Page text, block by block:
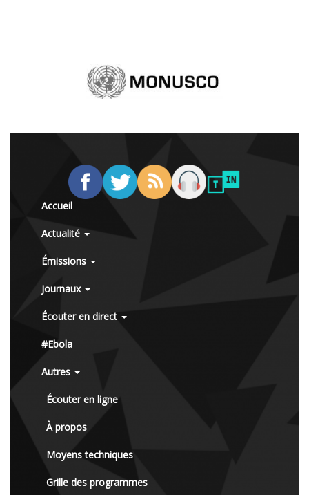
Accueil
Actualité
Émissions
Journaux
Écouter en direct
#Ebola
Autres
Écouter en ligne
À propos
Moyens techniques
Grille des programmes